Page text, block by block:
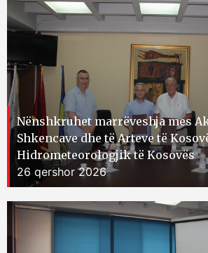
Nënshkruhet marrëveshja mes
Shkencave dhe të Arteve të
Hidrometeorologjik të Kosovës
26 qershor 2026